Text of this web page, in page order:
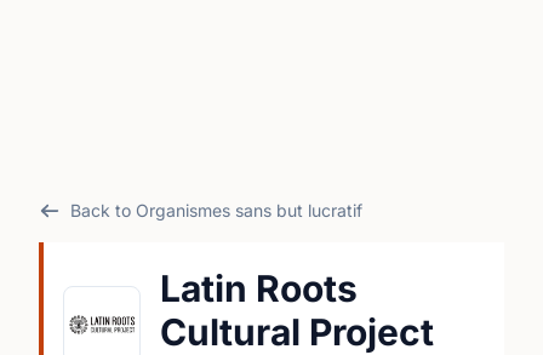
Back to Organismes sans but lucratif
Latin Roots
Cultural Project